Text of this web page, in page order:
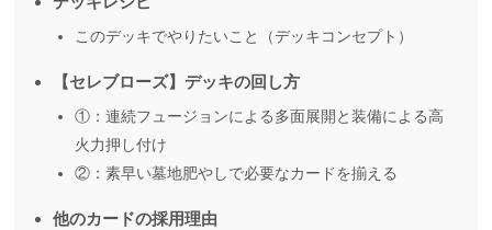
このデッキでやりたいこと（デッキコンセプト）
【セレブローズ】デッキの回し方
①：連続フュージョンによる多面展開と装備による高
火力押し付け
②：素早い墓地肥やしで必要なカードを揃える
他のカードの採用理由